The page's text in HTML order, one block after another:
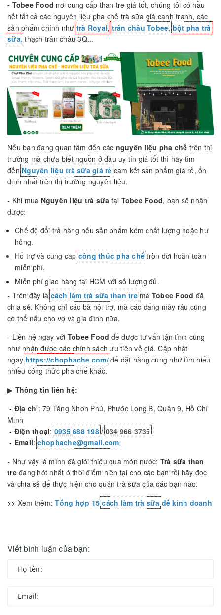
- Tobee Food nơi cung cấp than tre giá tốt, chúng tôi có hầu
hết tất cả các nguyên liệu pha chế trà sữa giá cạnh tranh, các
sản phẩm chính như trà Royal,trân châu Tobee,bột pha trà
sữa,thạch trân châu 3Q...
Nếu bạn đang quan tâm đến các nguyên liệu pha chế trên thị
trường mà chưa biết nguồn ở đâu uy tín giá tốt thì hãy tìm
đếnNguyên liệu trà sữa giá rẻ cam kết sản phẩm giá rẻ, ổn
định nhất trên thị trường nguyên liệu.
- Khi mua Nguyên liệu trà sữa tại Tobee Food, bạn sẽ nhận
được:
Chế độ đổi trả hàng nếu sản phẩm kém chất lượng hoặc hư
hỏng.
Hổ trợ và cung cấpcông thức pha chếtròn đời hoàn toàn
miễn phí.
Miễn phí giao hàng tại HCM với số lượng đủ.
- Trên đây làcách làm trà sữa than tremà Tobee Food đã
chia sẻ. Không chỉ các bà nội trợ, mà các đấng mày râu cũng
có thể nấu cho vợ và gia đình nữa.
- Liên hệ ngay với Tobee Food để được tư vấn tận tình cũng
như nhận được các chính sách ưu tiên về giá. Cập nhật
ngayhttps://chophache.com/để đặt hàng cũng như tìm hiểu
nhiều công thức pha chế khác.
▶ Thông tin liên hệ:
- Địa chỉ: 79 Tăng Nhơn Phú, Phước Long B, Quận 9, Hồ Chí
Minh
- Điện thoại:0935 688 198 /034 966 3735
- Email:chophache@gmail.com
- Như vậy là mình đã giới thiệu qua món nước: Trà sữa than
tređang hót nhất ở thời điểm hiện tại cho các bạn rồi hãy đọc
và chia sẻ để thực hiện cho quán trà sữa của các bạn nào.
>> Xem thêm: Tổng hợp 15cách làm trà sữa để kinh doanh
Viết bình luận của bạn: